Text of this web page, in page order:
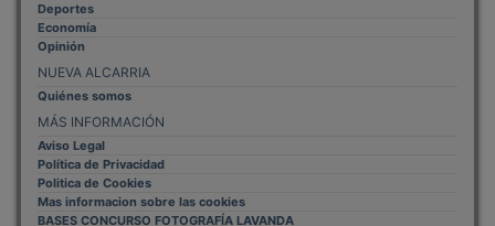
Deportes
Economía
Opinión
NUEVA ALCARRIA
Quiénes somos
MÁS INFORMACIÓN
Aviso Legal
Política de Privacidad
Politica de Cookies
Mas informacion sobre las cookies
BASES CONCURSO FOTOGRAFÍA LAVANDA